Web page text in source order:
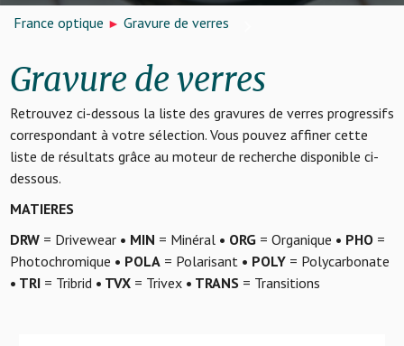
France optique Gravure de verres
Gravure de verres
Retrouvez ci-dessous la liste des gravures de verres progressifs
correspondant à votre sélection. Vous pouvez affiner cette
liste de résultats grâce au moteur de recherche disponible ci-
dessous.
MATIERES
DRW= Drivewear • MIN = Minéral • ORG= Organique • PHO=
Photochromique • POLA= Polarisant • POLY= Polycarbonate
• TRI= Tribrid • TVX= Trivex • TRANS= Transitions